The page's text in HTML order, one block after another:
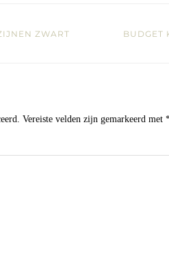
ZWART
BUDGET
Vereiste velden zijn gemarkeerd met